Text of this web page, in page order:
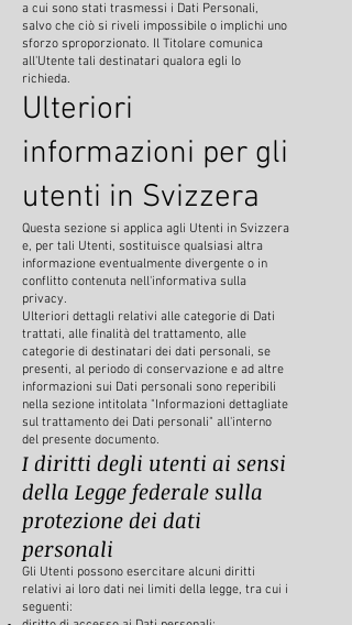
a cui sono stati trasmessi i Dati Personali,
salvo che ciò si riveli impossibile o implichi uno
sforzo sproporzionato. Il Titolare comunica
all'Utente tali destinatari qualora egli lo
richieda.
Ulteriori
informazioni per gli
utenti in Svizzera
Questa sezione si applica agli Utenti in Svizzera
e, per tali Utenti, sostituisce qualsiasi altra
informazione eventualmente divergente o in
conflitto contenuta nell'informativa sulla
privacy.
Ulteriori dettagli relativi alle categorie di Dati
trattati, alle finalità del trattamento, alle
categorie di destinatari dei dati personali, se
presenti, al periodo di conservazione e ad altre
informazioni sui Dati personali sono reperibili
nella sezione intitolata "Informazioni dettagliate
sul trattamento dei Dati personali" all'interno
del presente documento.
I diritti degli utenti ai sensi
della Legge federale sulla
protezione dei dati
personali
Gli Utenti possono esercitare alcuni diritti
relativi ai loro dati nei limiti della legge, tra cui i
seguenti: